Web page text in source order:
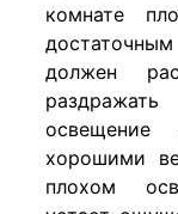
комнате
должен
хорошими
плохом